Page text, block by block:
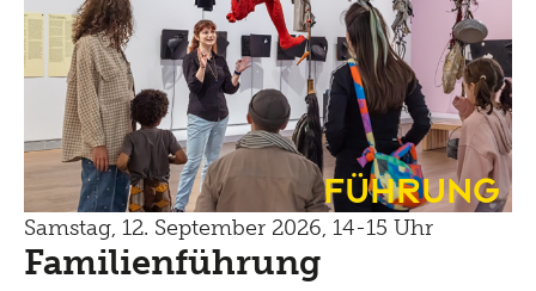
Führung
Samstag, 12. September 2026, 14-15 Uhr
Familienführung